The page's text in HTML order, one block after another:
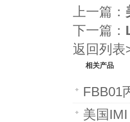
上一篇：
下一篇：
返回列表
相关产品
FBB01
美国